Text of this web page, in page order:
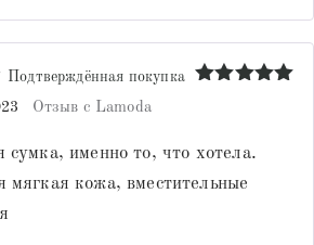
Подтверждённая покупка
Отзыв с Lamoda
сумка, именно то, что хотела.
мягкая кожа, вместительные